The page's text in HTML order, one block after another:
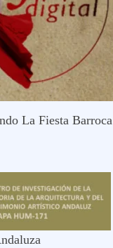
La Fiesta Barroca